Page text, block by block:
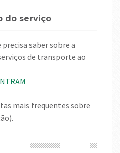
do serviço
de transporte ao
mais frequentes sobre